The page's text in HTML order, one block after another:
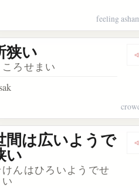
feeling
視野狭窄
狭い
ころせまい
kosakata 心の狭い
間は広いようで
い
んはひろいようでせ
い